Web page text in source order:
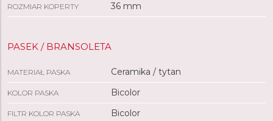
ROZMIAR KOPERTY 36 mm
PASEK / BRANSOLETA
MATERIAŁ PASKA Ceramika / tytan
KOLOR PASKA Bicolor
FILTR KOLOR PASKA Bicolor